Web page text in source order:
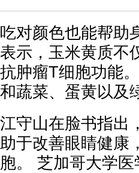
吃对颜色也能帮助
表示，玉米黄质不
抗肿瘤T细胞功能
和蔬菜、蛋黄以及
江守山在脸书指出
助于改善眼睛健康
胞。 芝加哥大学